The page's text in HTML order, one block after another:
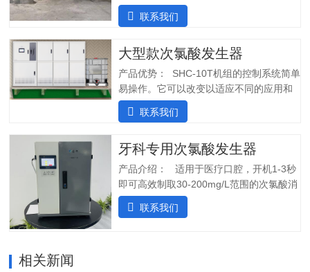
值：5.0-6.5纯水系统酸水最大功率：
7200W纯水最大功率：1800W输入电压：
装完毕二、产品特点：1.自主研发：可满
足客户个性化定制需求；2.高度集成系
统：前置水预处理系统搭配RO反渗透系
统，一体化集成;3.PLC控制:在线显示浓
度、ph值、氧化还原电位ORP等指标;4.安
操作简单:操作界面简单清晰，无需培训；
守，远程操作，实时显示；三、产品使用
场景：…
联系我们
大型款次氯酸发生器
产品优势： SHC-10T机组的控制系统简单
易操作。它可以改变以适应不同的应用和
条件。液压部分安装了一个流量控制器，
用于在供水中断时关闭SHINE装置，并在
确保在任何给定时间提供所需的剂量。外
壳由非腐蚀性材料制成。管子和连接器采
用进口氟胶管，对腐蚀性溶液具有很强的
抵抗力。所有输入和输出连接器都位于外
壳的侧面，以便方便地放置设备。带有电
联系我们
牙科专用次氯酸发生器
产品介绍： 适用于医疗口腔，开机1-3秒
即可高效制取30-200mg/L范围的次氯酸消
毒水；使用口腔水路消毒一体机生成的微
酸性电解次氯酸水，作为口腔治疗台的牙
联系我们
相关新闻